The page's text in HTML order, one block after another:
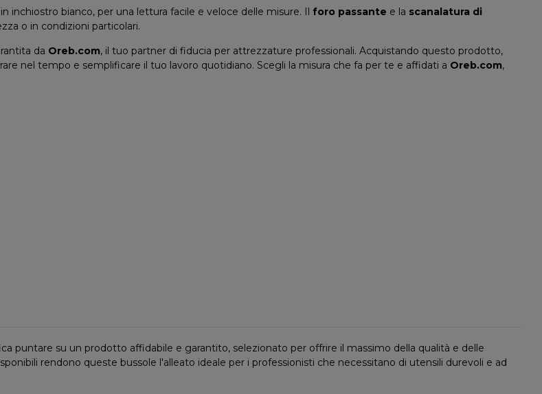
inchiostro bianco, per una lettura facile e veloce delle misure. Il foro passante e la scanalatura di
o in condizioni particolari.
da Oreb.com, il tuo partner di fiducia per attrezzature professionali. Acquistando questo prodotto,
nel tempo e semplificare il tuo lavoro quotidiano. Scegli la misura che fa per te e affidati a Oreb.com,
puntare su un prodotto affidabile e garantito, selezionato per offrire il massimo della qualità e delle
rendono queste bussole l'alleato ideale per i professionisti che necessitano di utensili durevoli e ad